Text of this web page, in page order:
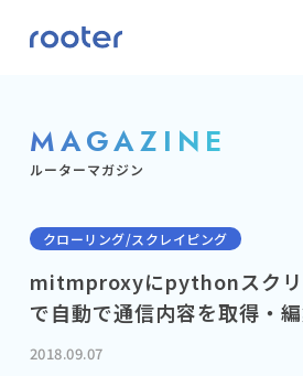
MAGAZINE
ルーターマガジン
クローリング/スクレイピング
mitmproxyにpythonスクリ
で自動で通信内容を取得・
2018.09.07